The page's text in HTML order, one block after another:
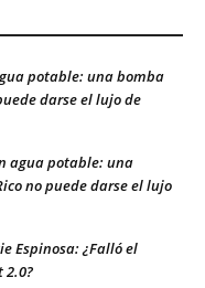
potable: una bomba
darse el lujo de
agua potable: una
no puede darse el lujo
Espinosa: ¿Falló el
2.0?